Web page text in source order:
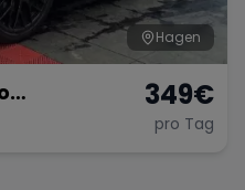
Hagen
349€
pro Tag